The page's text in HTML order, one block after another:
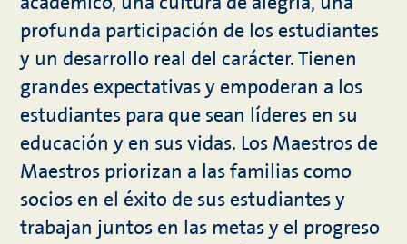
profunda participación de los estudiantes
y un desarrollo real del carácter. Tienen
grandes expectativas y empoderan a los
estudiantes para que sean líderes en su
educación y en sus vidas. Los Maestros de
Maestros priorizan a las familias como
socios en el éxito de sus estudiantes y
trabajan juntos en las metas y el progreso